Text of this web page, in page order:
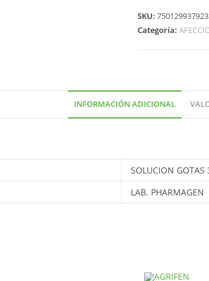
SKU:
Categoría:
INFORMACIÓN ADICIONAL
SOLUCION GOTAS
LAB. PHARMAGEN